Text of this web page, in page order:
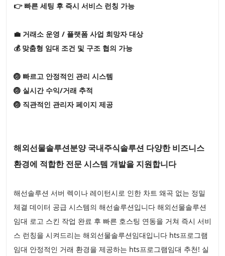
👉 빠른 세팅 후 즉시 서비스 런칭 가능
💼 거래소 운영 / 플랫폼 사업 희망자 대상
💰 맞춤형 임대 조건 및 구조 협의 가능
🏐 빠르고 안정적인 관리 시스템
🏐 실시간 수익/거래 추적
🏐 직관적인 관리자 페이지 제공
해외선물솔루션분양 국내주식솔루션 다양한 비즈니스
환경에 적합한 전문 시스템 개발을 지원합니다
해선솔루션 서버 렉이나 레이턴시로 인한 차트 왜곡 없는 정밀
체결 데이터 공급 시스템의 해선솔루션입니다 해외선물솔루션
임대 로고 스킨 작업 완료 후 빠른 호스팅 연동을 거쳐 즉시 서비
스 런칭을 시켜드리는 해외선물솔루션임대입니다 hts프로그램
임대 안정적인 거래 환경을 제공하는 hts프로그램임대 추천! 실